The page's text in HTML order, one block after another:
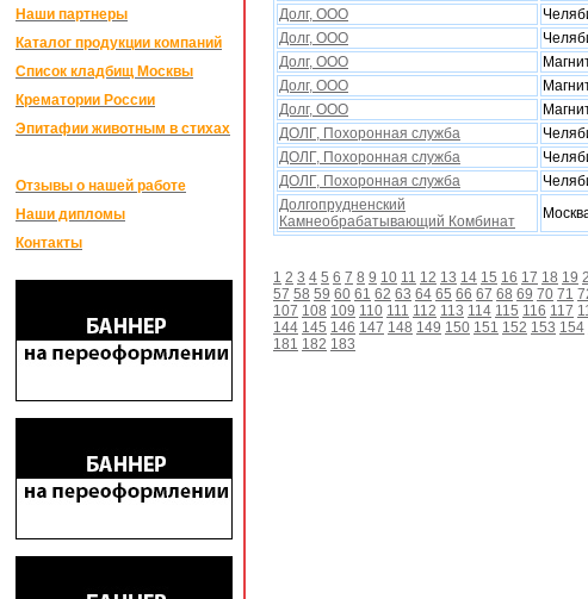
Наши партнеры
Каталог продукции компаний
Список кладбищ Москвы
Крематории России
Эпитафии животным в стихах
Отзывы о нашей работе
Наши дипломы
Контакты
Долг, ООО
Долг, ООО
Долг, ООО
Долг, ООО
Долг, ООО
ДОЛГ, Похоронная служба
ДОЛГ, Похоронная служба
ДОЛГ, Похоронная служба
Долгопрудненский
Камнеобрабатывающий Комбинат
1 2 3 4 5 6 7 8 9 10 11 12 13 14 15 16 17 18 19
57 58 59 60 61 62 63 64 65 66 67 68 69 70 71
107 108 109 110 111 112 113 114 115 116 117
144 145 146 147 148 149 150 151 152 153 154
181 182 183